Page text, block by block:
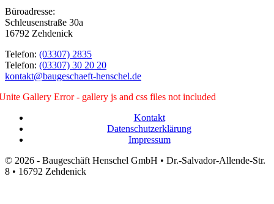
Büroadresse:
Schleusenstraße 30a
16792 Zehdenick
Telefon: (03307) 2835
Telefon: (03307) 30 20 20
kontakt@baugeschaeft-henschel.de
Gallery Error - gallery js and css files not included
Kontakt
Datenschutzerklärung
Impressum
© 2026 - Baugeschäft Henschel GmbH • Dr.-Salvador-Allende-Str.
8 • 16792 Zehdenick